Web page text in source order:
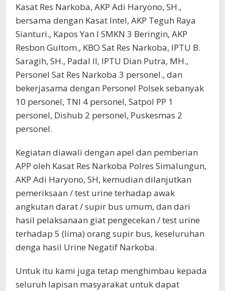
Kasat Res Narkoba, AKP Adi Haryono, SH.,
bersama dengan Kasat Intel, AKP Teguh Raya
Sianturi., Kapos Yan I SMKN 3 Beringin, AKP
Resbon Gultom., KBO Sat Res Narkoba, IPTU B.
Saragih, SH., Padal II, IPTU Dian Putra, MH.,
Personel Sat Res Narkoba 3 personel., dan
bekerjasama dengan Personel Polsek sebanyak
10 personel, TNI 4 personel, Satpol PP 1
personel, Dishub 2 personel, Puskesmas 2
personel.
Kegiatan diawali dengan apel dan pemberian
APP oleh Kasat Res Narkoba Polres Simalungun,
AKP Adi Haryono, SH, kemudian dilanjutkan
pemeriksaan / test urine terhadap awak
angkutan darat / supir bus umum, dan dari
hasil pelaksanaan giat pengecekan / test urine
terhadap 5 (lima) orang supir bus, keseluruhan
denga hasil Urine Negatif Narkoba.
Untuk itu kami juga tetap menghimbau kepada
seluruh lapisan masyarakat untuk dapat